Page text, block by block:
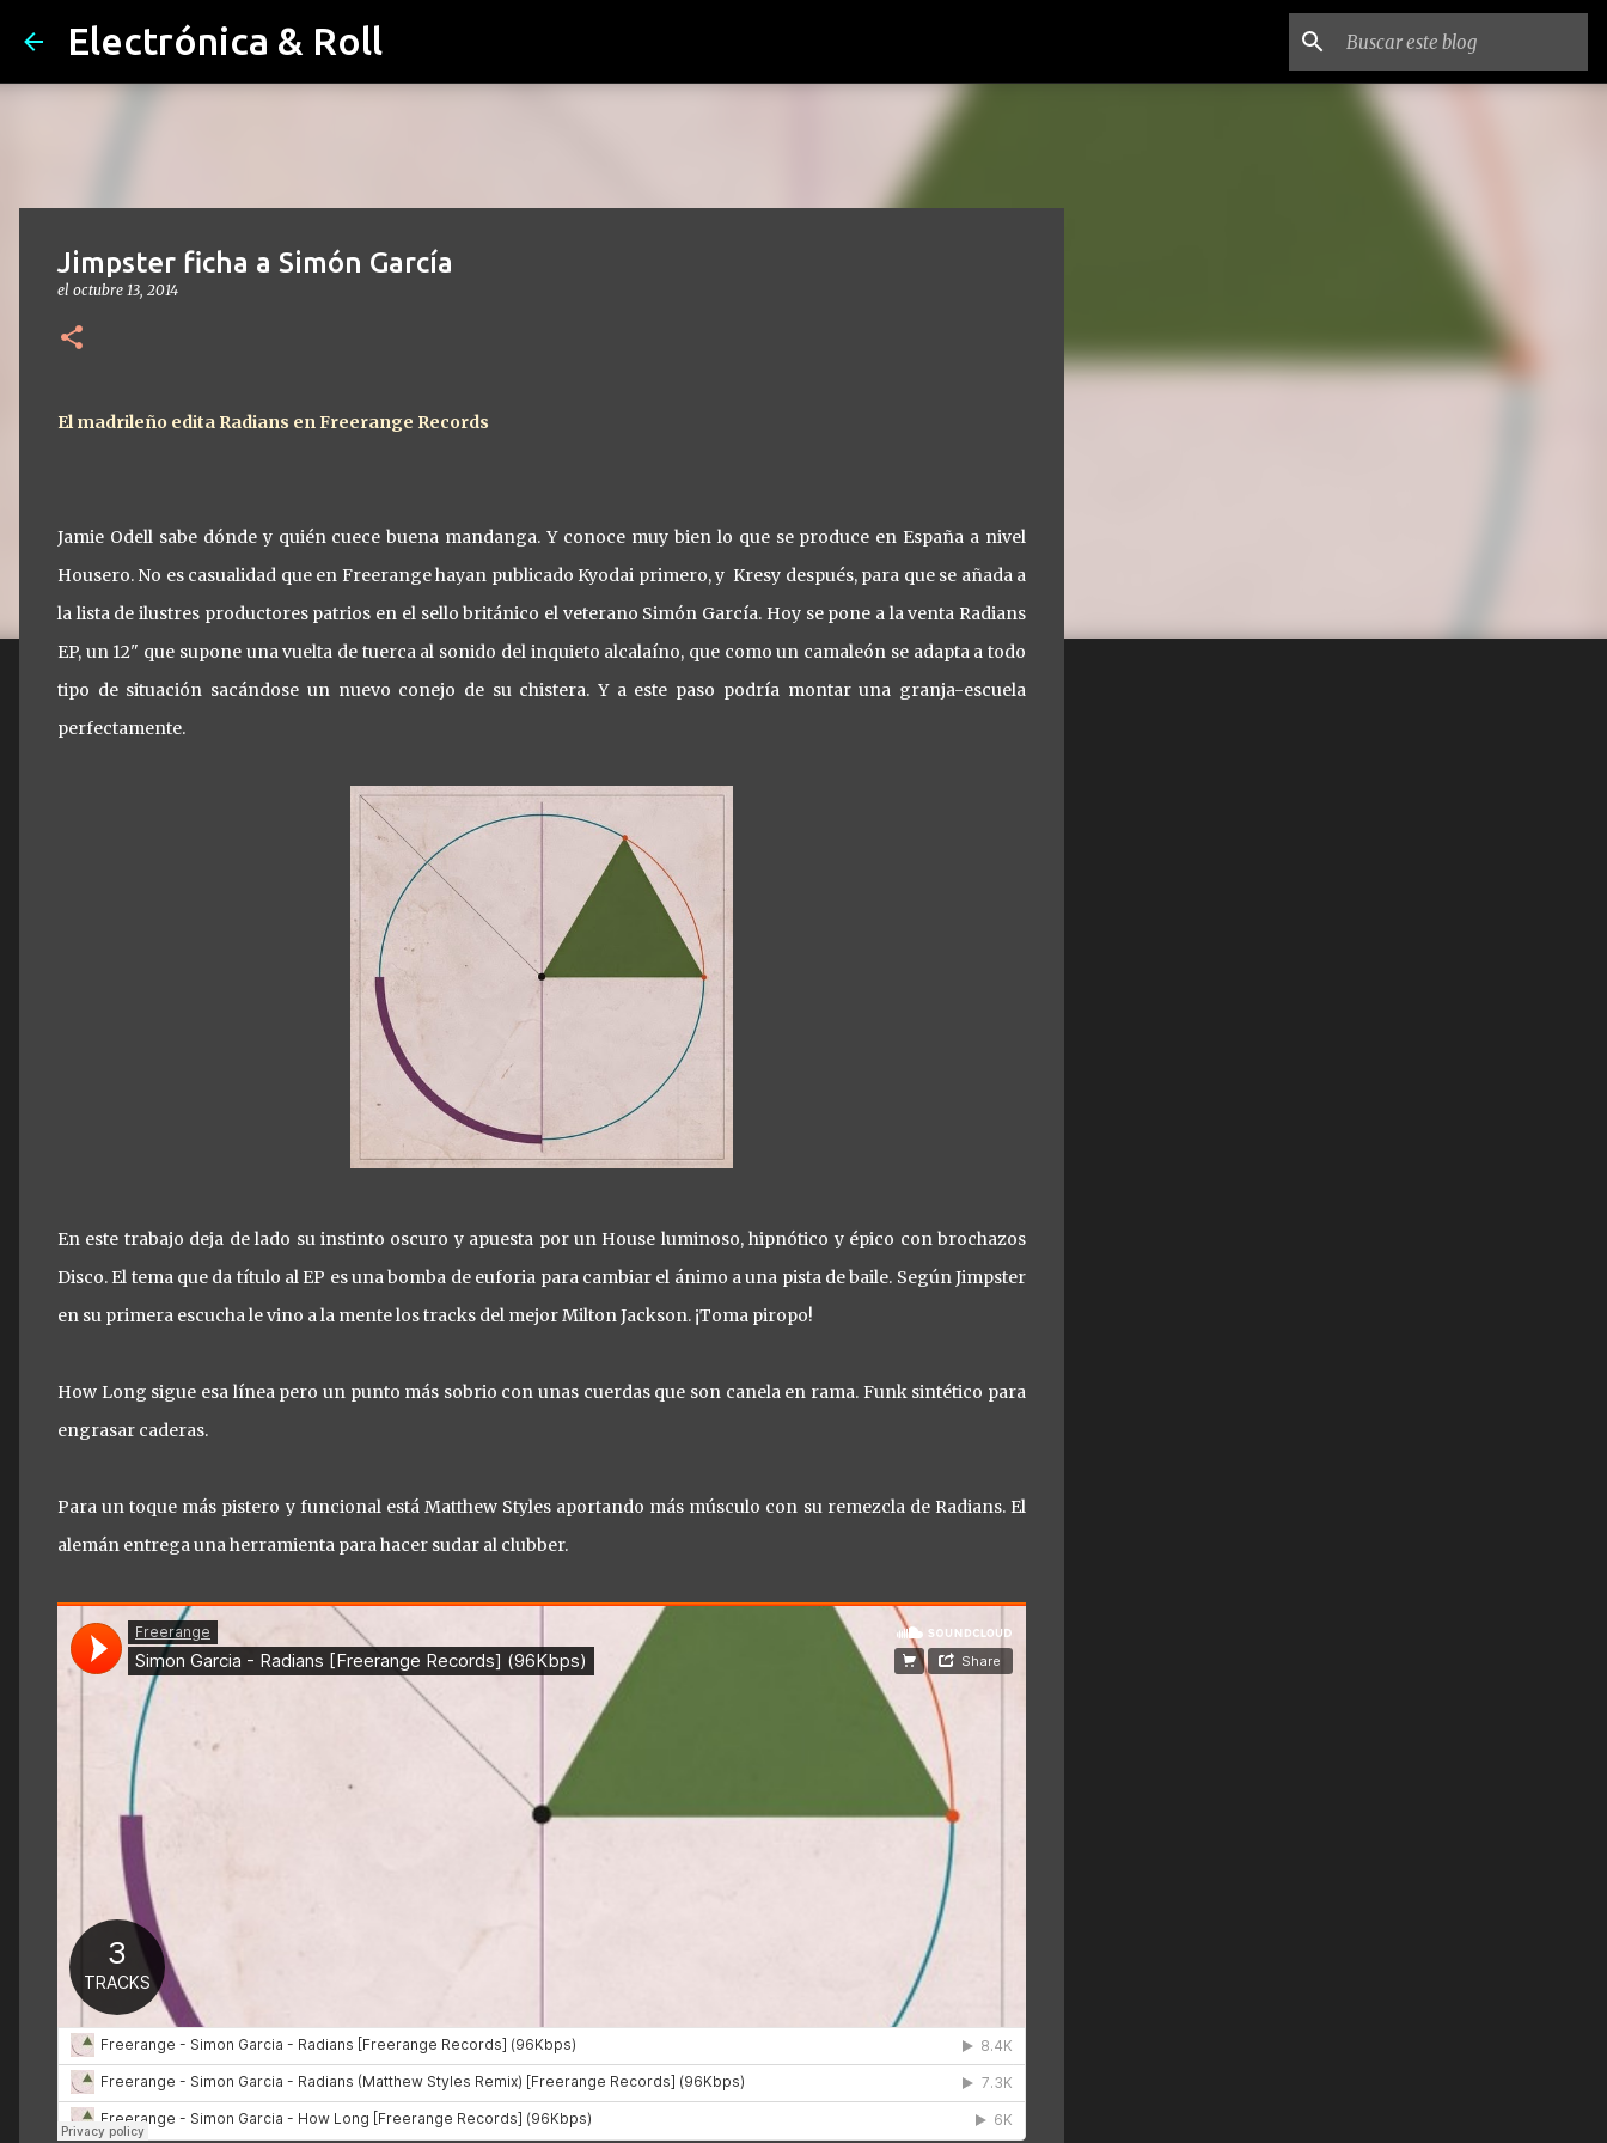
Electrónica & Roll
Jimpster ficha a Simón García
el octubre 13, 2014
El madrileño edita Radians en Freerange Records
Jamie Odell sabe dónde y quién cuece buena mandanga. Y conoce muy bien lo que se produce en España a nivel
Housero. No es casualidad que en Freerange hayan publicado Kyodai primero, y Kresy después, para que se añada a
la lista de ilustres productores patrios en el sello británico el veterano Simón García. Hoy se pone a la venta Radians
EP, un 12" que supone una vuelta de tuerca al sonido del inquieto alcalaíno, que como un camaleón se adapta a todo
tipo de situación sacándose un nuevo conejo de su chistera. Y a este paso podría montar una granja-escuela
perfectamente.
En este trabajo deja de lado su instinto oscuro y apuesta por un House luminoso, hipnótico y épico con brochazos
Disco. El tema que da título al EP es una bomba de euforia para cambiar el ánimo a una pista de baile. Según Jimpster
en su primera escucha le vino a la mente los tracks del mejor Milton Jackson. ¡Toma piropo!
How Long sigue esa línea pero un punto más sobrio con unas cuerdas que son canela en rama. Funk sintético para
engrasar caderas.
Para un toque más pistero y funcional está Matthew Styles aportando más músculo con su remezcla de Radians. El
alemán entrega una herramienta para hacer sudar al clubber.